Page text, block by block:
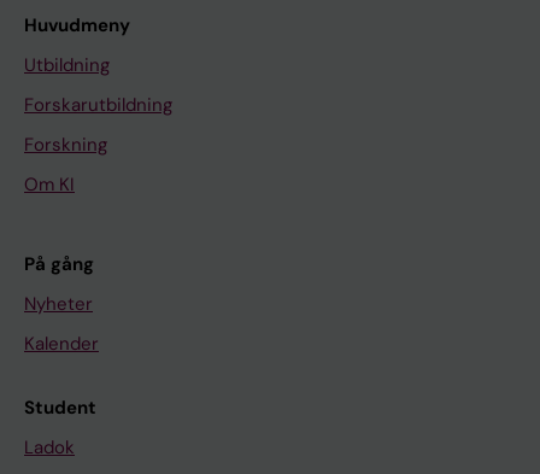
Huvudmeny
Utbildning
Forskarutbildning
Forskning
Om KI
På gång
Nyheter
Kalender
Student
Ladok